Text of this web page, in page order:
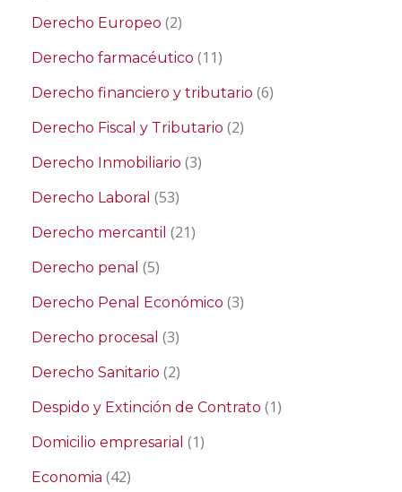
Derecho Europeo (2)
Derecho farmacéutico (11)
Derecho financiero y tributario (6)
Derecho Fiscal y Tributario (2)
Derecho Inmobiliario (3)
Derecho Laboral (53)
Derecho mercantil (21)
Derecho penal (5)
Derecho Penal Económico (3)
Derecho procesal (3)
Derecho Sanitario (2)
Despido y Extinción de Contrato (1)
Domicilio empresarial (1)
Economia (42)